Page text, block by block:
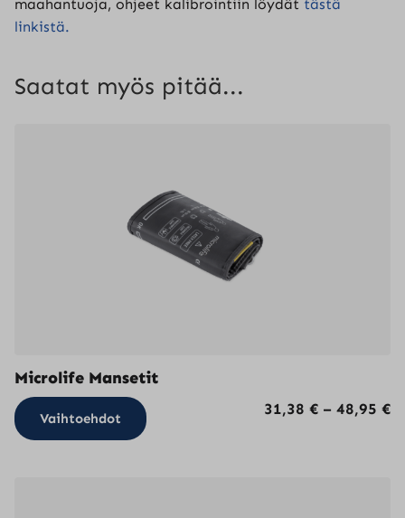
maahantuoja, ohjeet kalibrointiin löydät tästä
linkistä.
Saatat myös pitää...
Microlife Mansetit
31,38 € – 48,95 €
Vaihtoehdot
tuotteella